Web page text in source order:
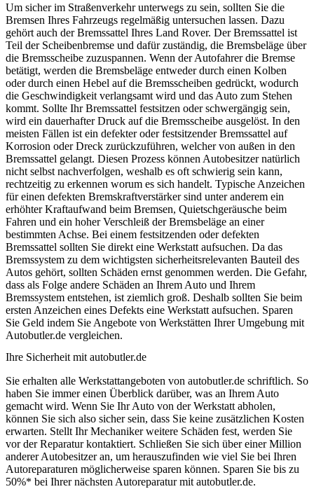
Um sicher im Straßenverkehr unterwegs zu sein, sollten Sie die
Bremsen Ihres Fahrzeugs regelmäßig untersuchen lassen. Dazu
gehört auch der Bremssattel Ihres Land Rover. Der Bremssattel ist
Teil der Scheibenbremse und dafür zuständig, die Bremsbeläge über
die Bremsscheibe zuzuspannen. Wenn der Autofahrer die Bremse
betätigt, werden die Bremsbeläge entweder durch einen Kolben
oder durch einen Hebel auf die Bremsscheiben gedrückt, wodurch
die Geschwindigkeit verlangsamt wird und das Auto zum Stehen
kommt. Sollte Ihr Bremssattel festsitzen oder schwergängig sein,
wird ein dauerhafter Druck auf die Bremsscheibe ausgelöst. In den
meisten Fällen ist ein defekter oder festsitzender Bremssattel auf
Korrosion oder Dreck zurückzuführen, welcher von außen in den
Bremssattel gelangt. Diesen Prozess können Autobesitzer natürlich
nicht selbst nachverfolgen, weshalb es oft schwierig sein kann,
rechtzeitig zu erkennen worum es sich handelt. Typische Anzeichen
für einen defekten Bremskraftverstärker sind unter anderem ein
erhöhter Kraftaufwand beim Bremsen, Quietschgeräusche beim
Fahren und ein hoher Verschleiß der Bremsbeläge an einer
bestimmten Achse. Bei einem festsitzenden oder defekten
Bremssattel sollten Sie direkt eine Werkstatt aufsuchen. Da das
Bremssystem zu dem wichtigsten sicherheitsrelevanten Bauteil des
Autos gehört, sollten Schäden ernst genommen werden. Die Gefahr,
dass als Folge andere Schäden an Ihrem Auto und Ihrem
Bremssystem entstehen, ist ziemlich groß. Deshalb sollten Sie beim
ersten Anzeichen eines Defekts eine Werkstatt aufsuchen. Sparen
Sie Geld indem Sie Angebote von Werkstätten Ihrer Umgebung mit
Autobutler.de vergleichen.
Ihre Sicherheit mit autobutler.de
Sie erhalten alle Werkstattangeboten von autobutler.de schriftlich. So
haben Sie immer einen Überblick darüber, was an Ihrem Auto
gemacht wird. Wenn Sie Ihr Auto von der Werkstatt abholen,
können Sie sich also sicher sein, dass Sie keine zusätzlichen Kosten
erwarten. Stellt Ihr Mechaniker weitere Schäden fest, werden Sie
vor der Reparatur kontaktiert. Schließen Sie sich über einer Million
anderer Autobesitzer an, um herauszufinden wie viel Sie bei Ihren
Autoreparaturen möglicherweise sparen können. Sparen Sie bis zu
50%* bei Ihrer nächsten Autoreparatur mit autobutler.de.